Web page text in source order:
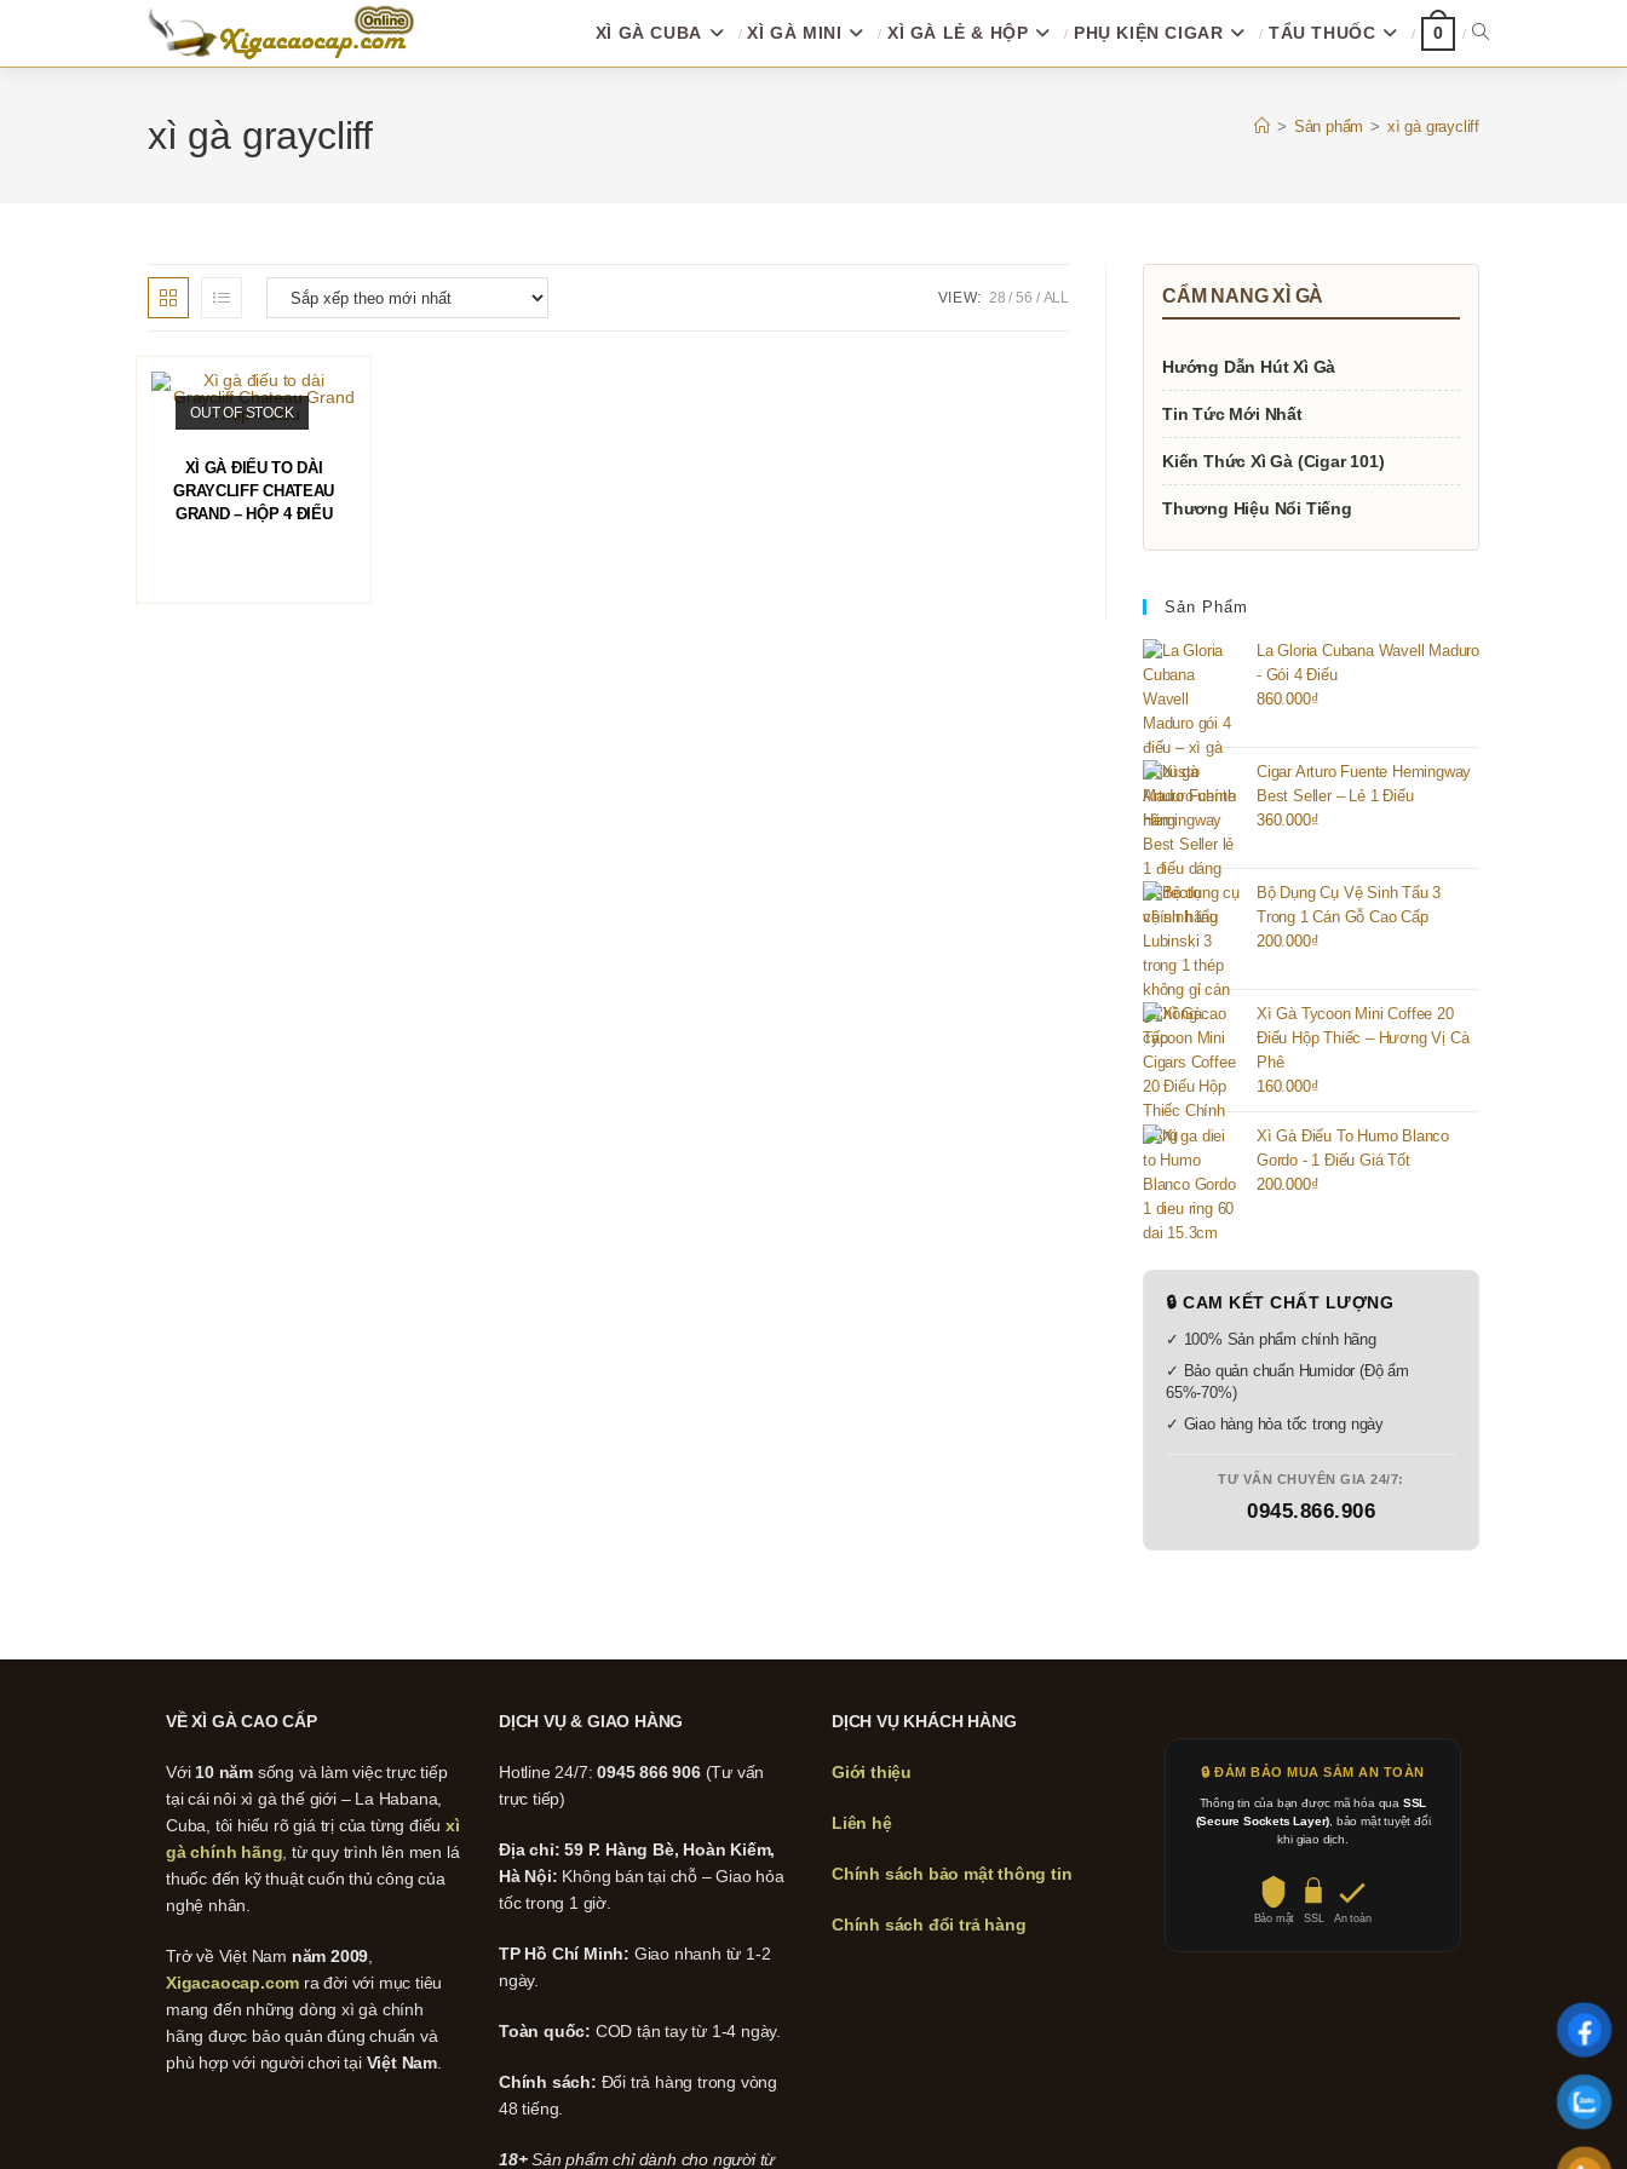
content
XÌ GÀ CUBA XÌ GÀ MINI XÌ GÀ LẺ & HỘP PHỤ KIỆN CIGAR TẨU THUỐC 0 TOGGLE
xì gà graycliff > Sản phẩm > xì gà graycliff
VIEW: 28 56 ALL
OUT OF STOCK
ĐỌC TIẾP
XÌ GÀ ĐIẾU TO DÀI
GRAYCLIFF CHATEAU
GRAND – HỘP 4 ĐIẾU
CẨM NANG XÌ GÀ
Hướng Dẫn Hút Xì Gà
Tin Tức Mới Nhất
Kiến Thức Xì Gà (Cigar 101)
Thương Hiệu Nổi Tiếng
Sản Phẩm
La Gloria Cubana Wavell Maduro
- Gói 4 Điếu
860.000₫
Cigar Arturo Fuente Hemingway
Best Seller – Lẻ 1 Điếu
360.000₫
Bộ Dụng Cụ Vệ Sinh Tẩu 3
Trong 1 Cán Gỗ Cao Cấp
200.000₫
Xì Gà Tycoon Mini Coffee 20
Điếu Hộp Thiếc – Hương Vị Cà
Phê
160.000₫
Xì Gà Điếu To Humo Blanco
Gordo - 1 Điếu Giá Tốt
200.000₫
🔒 CAM KẾT CHẤT LƯỢNG
✓ 100% Sản phẩm chính hãng
✓ Bảo quản chuẩn Humidor (Độ ẩm
65%-70%)
✓ Giao hàng hỏa tốc trong ngày
TƯ VẤN CHUYÊN GIA 24/7:
0945.866.906
VỀ XÌ GÀ CAO CẤP
Với 10 năm sống và làm việc trực tiếp
tại cái nôi xì gà thế giới – La Habana,
Cuba, tôi hiểu rõ giá trị của từng điếuxì
gà chính hãng , từ quy trình lên men lá
thuốc đến kỹ thuật cuốn thủ công của
nghệ nhân.
Trở về Việt Nam năm 2009
Xigacaocap.com ra đời với mục tiêu
mang đến những dòng xì gà chính
hãng được bảo quản đúng chuẩn và
phù hợp với người chơi tại Việt Nam
DỊCH VỤ & GIAO HÀNG
Hotline 24/7:0945 866 906(Tư vấn
trực tiếp)
Địa chỉ: 59 P. Hàng Bè, Hoàn Kiếm,
Hà Nội: Không bán tại chỗ – Giao hỏa
tốc trong 1 giờ.
TP Hồ Chí Minh: Giao nhanh từ 1-2
ngày.
Toàn quốc: COD tận tay từ 1-4 ngày.
Chính sách: Đổi trả hàng trong vòng
48 tiếng.
18+Sản phẩm chỉ dành cho người từ
DỊCH VỤ KHÁCH HÀNG
Giới thiệu
Liên hệ
Chính sách bảo mật thông tin
Chính sách đổi trả hàng
🔒 ĐẢM BẢO MUA SẮM AN TOÀN
Thông tin của bạn được mã hóa qua SSL
(Secure Sockets Layer) , bảo mật tuyệt đối
khi giao dịch.
Bảo mật SSL An toàn